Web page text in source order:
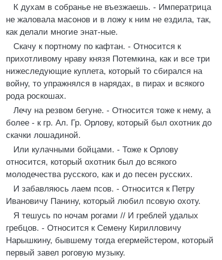
К духам в собранье не въезжаешь. - Императрица
не жаловала масонов и в ложу к ним не ездила, так,
как делали многие энат-ные.
Скачу к портному по кафтан. - Относится к
прихотливому нраву князя Потемкина, как и все три
нижеследующие куплета, который то сбирался на
войну, то упражнялся в нарядах, в пирах и всякого
рода роскошах.
Лечу на резвом бегуне. - Относится тоже к нему, а
более - к гр. Ал. Гр. Орлову, который был охотник до
скачки лошадиной.
Или кулачными бойцами. - Тоже к Орлову
относится, который охотник был до всякого
молодечества русского, как и до песен русских.
И забавляюсь лаем псов. - Относится к Петру
Ивановичу Панину, который любил псовую охоту.
Я тешусь по ночам рогами // И греблей удалых
гребцов. - Относится к Семену Кирилловичу
Нарышкину, бывшему тогда егермейстером, который
первый завел роговую музыку.